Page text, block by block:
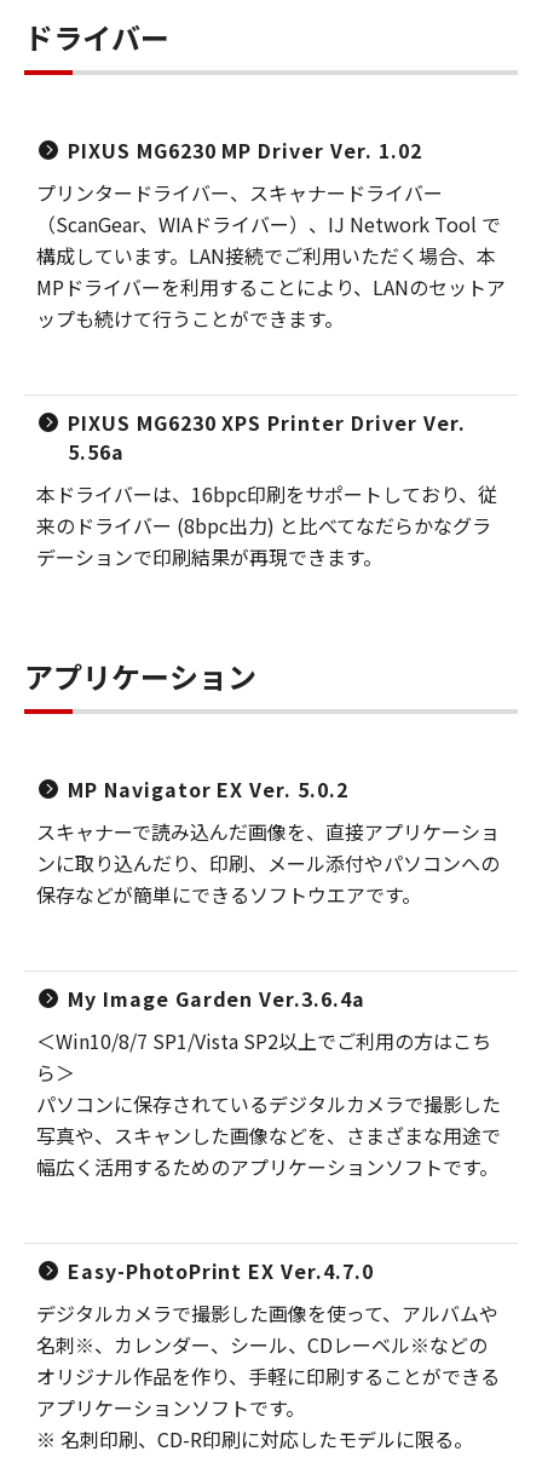
ドライバー
PIXUS MG6230 MP Driver Ver. 1.02
プリンタードライバー、スキャナードライバー
（ScanGear、WIAドライバー）、IJ Network Tool で
構成しています。LAN接続でご利用いただく場合、本
MPドライバーを利用することにより、LANのセットア
ップも続けて行うことができます。
PIXUS MG6230 XPS Printer Driver Ver.
5.56a
本ドライバーは、16bpc印刷をサポートしており、従
来のドライバー (8bpc出力) と比べてなだらかなグラ
デーションで印刷結果が再現できます。
アプリケーション
MP Navigator EX Ver. 5.0.2
スキャナーで読み込んだ画像を、直接アプリケーショ
ンに取り込んだり、印刷、メール添付やパソコンへの
保存などが簡単にできるソフトウエアです。
My Image Garden Ver.3.6.4a
＜Win10/8/7 SP1/Vista SP2以上でご利用の方はこち
ら＞
パソコンに保存されているデジタルカメラで撮影した
写真や、スキャンした画像などを、さまざまな用途で
幅広く活用するためのアプリケーションソフトです。
Easy-PhotoPrint EX Ver.4.7.0
デジタルカメラで撮影した画像を使って、アルバムや
名刺※、カレンダー、シール、CDレーベル※などの
オリジナル作品を作り、手軽に印刷することができる
アプリケーションソフトです。
※ 名刺印刷、CD-R印刷に対応したモデルに限る。